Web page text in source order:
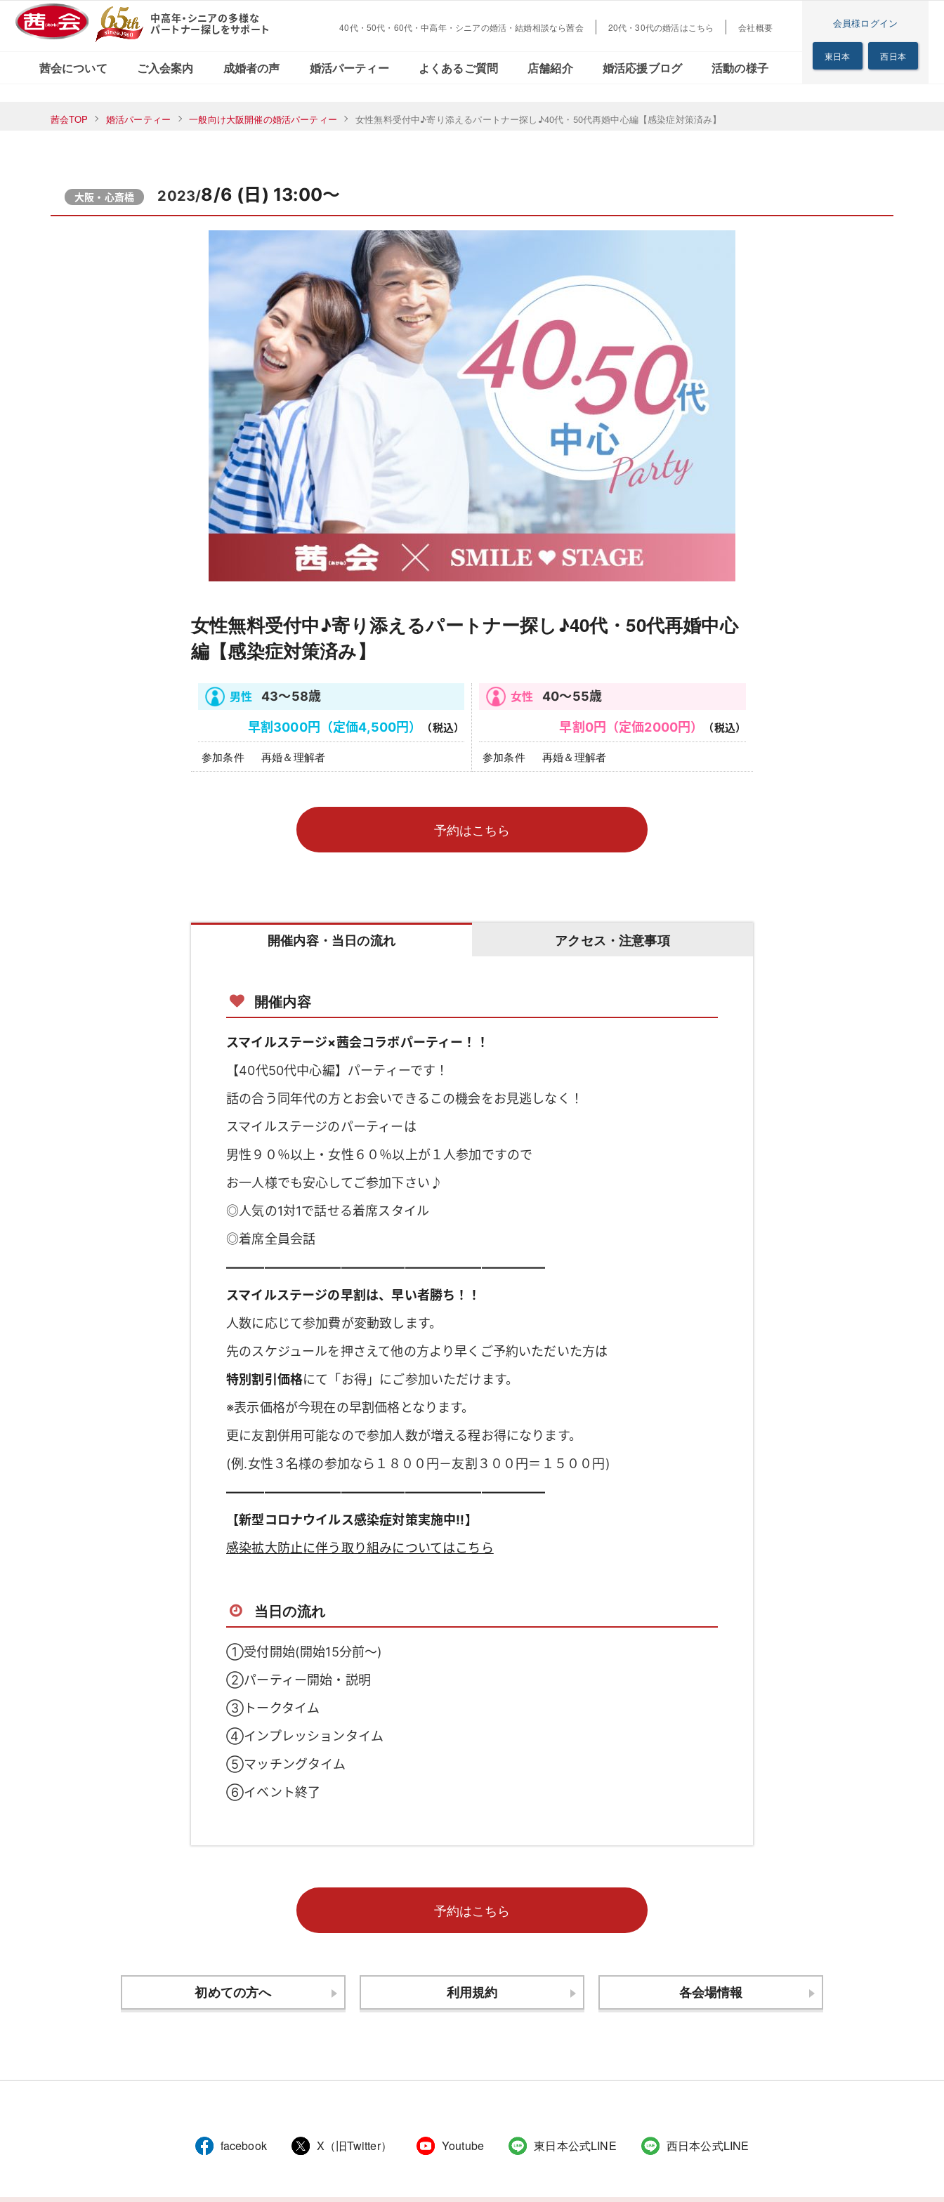
中高年・シニアの多様な
パートナー探しをサポート
40代・50代・60代・中高年・シニアの婚活・結婚相談なら茜会 20代・30代の婚活はこちら 会社概要 会員様ログイン
東日本 西日本
茜会について ご入会案内 成婚者の声 婚活パーティー よくあるご質問 店舗紹介
東京・新宿本店
大阪・梅田本店
婚活応援ブログ 活動の様子
シニアの恋の歩き方
X（旧Twitter）で
見る
茜会TOP 婚活パーティー 一般向け大阪開催の婚活パーティー 女性無料受付中♪寄り添えるパートナー探し♪40代・50代再婚中心編【感染症対策済み】
大阪・心斎橋 2023/8/6 (日) 13:00～
女性無料受付中♪寄り添えるパートナー探し♪40代・50代再婚中心
編【感染症対策済み】
43～58歳
早割3000円（定価4,500円） （税込）
再婚＆理解者
40～55歳
早割0円（定価2000円） （税込）
再婚＆理解者
開催内容・当日の流れ アクセス・注意事項
開催内容
スマイルステージ×茜会コラボパーティー！！
【40代50代中心編】パーティーです！
話の合う同年代の方とお会いできるこの機会をお見逃しなく！
スマイルステージのパーティーは
男性９０％以上・女性６０％以上が１人参加ですので
お一人様でも安心してご参加下さい♪
◎人気の1対1で話せる着席スタイル
◎着席全員会話
—————————————————————————
スマイルステージの早割は、早い者勝ち！！
人数に応じて参加費が変動致します。
先のスケジュールを押さえて他の方より早くご予約いただいた方は
特別割引価格にて「お得」にご参加いただけます。
※表示価格が今現在の早割価格となります。
更に友割併用可能なので参加人数が増える程お得になります。
(例.女性３名様の参加なら１８００円－友割３００円＝１５００円)
—————————————————————————
【新型コロナウイルス感染症対策実施中!!】
感染拡大防止に伴う取り組みについてはこちら
当日の流れ
①受付開始(開始15分前～)
②パーティー開始・説明
③トークタイム
④インプレッションタイム
⑤マッチングタイム
⑥イベント終了
初めての方へ 利用規約 各会場情報
facebook X（旧Twitter） Youtube 東日本公式LINE 西日本公式LINE